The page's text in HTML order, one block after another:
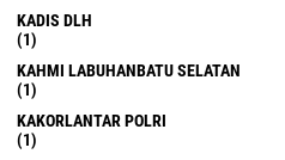
KADIS DLH
(1)
KAHMI LABUHANBATU SELATAN
(1)
KAKORLANTAR POLRI
(1)